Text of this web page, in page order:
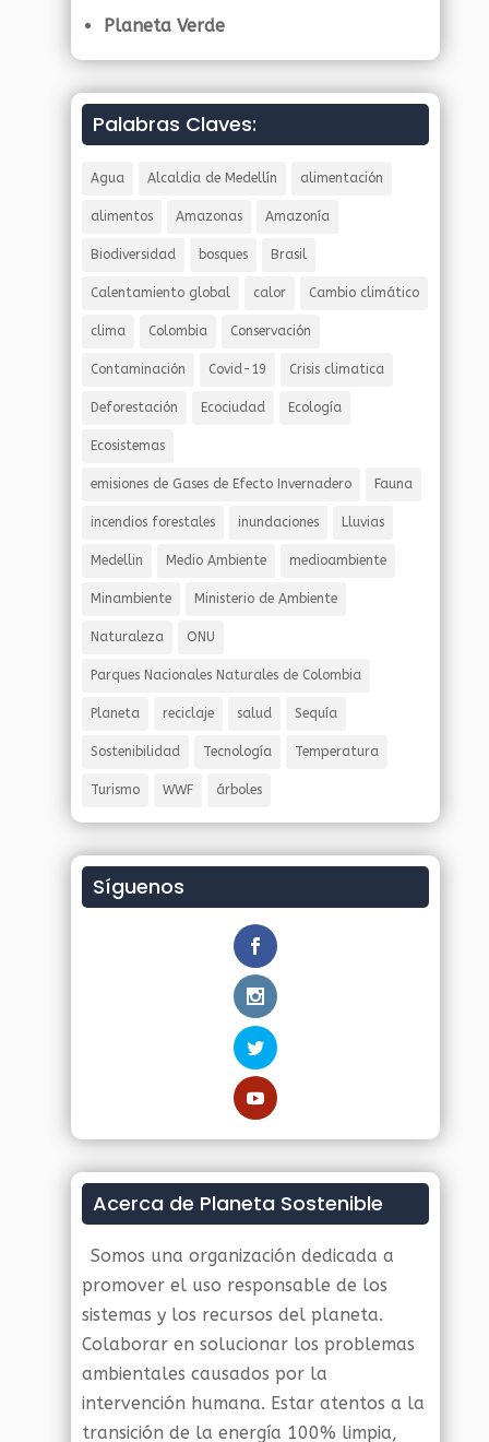
Planeta Verde
Palabras Claves:
Agua Alcaldia de Medellín alimentación
alimentos Amazonas Amazonía
Biodiversidad bosques Brasil
Calentamiento global calor Cambio climático
clima Colombia Conservación
Contaminación Covid-19 Crisis climatica
Deforestación Ecociudad Ecología
Ecosistemas
emisiones de Gases de Efecto Invernadero Fauna
incendios forestales inundaciones Lluvias
Medellin Medio Ambiente medioambiente
Minambiente Ministerio de Ambiente
Naturaleza ONU
Parques Nacionales Naturales de Colombia
Planeta reciclaje salud Sequía
Sostenibilidad Tecnología Temperatura
Turismo WWF árboles
Síguenos
Acerca de Planeta Sostenible
Somos una organización dedicada a
promover el uso responsable de los
sistemas y los recursos del planeta.
Colaborar en solucionar los problemas
ambientales causados por la
intervención humana. Estar atentos a la
transición de la energía 100% limpia,